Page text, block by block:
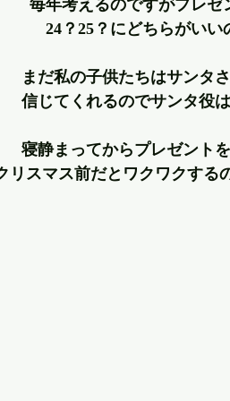
毎年考えるのですがプレゼ
24？25？にどちらがいい
まだ私の子供たちはサンタ
信じてくれるのでサンタ役
寝静まってからプレゼント
リスマス前だとワクワクする